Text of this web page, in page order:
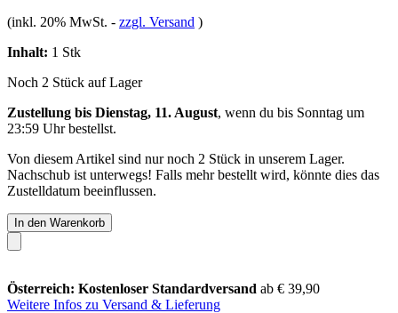
(inkl. 20% MwSt. - zzgl. Versand )
Inhalt: 1 Stk
Noch 2 Stück auf Lager
Zustellung bis Dienstag, 11. August, wenn du bis Sonntag um
23:59 Uhrbestellst.
Von diesem Artikel sind nur noch 2 Stück in unserem Lager.
Nachschub ist unterwegs! Falls mehr bestellt wird, könnte dies das
Zustelldatum beeinflussen.
In den Warenkorb
Österreich: Kostenloser Standardversand ab € 39,90
Weitere Infos zu Versand & Lieferung